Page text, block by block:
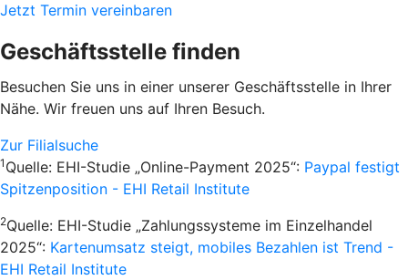
Jetzt Termin vereinbaren
Geschäftsstelle finden
Besuchen Sie uns in einer unserer Geschäftsstelle in Ihrer
Nähe. Wir freuen uns auf Ihren Besuch.
Zur Filialsuche
1 Quelle: EHI-Studie „Online-Payment 2025“: Paypal festigt
Spitzenposition - EHI Retail Institute
2Quelle: EHI-Studie „Zahlungssysteme im Einzelhandel
2025“: Kartenumsatz steigt, mobiles Bezahlen ist Trend -
EHI Retail Institute